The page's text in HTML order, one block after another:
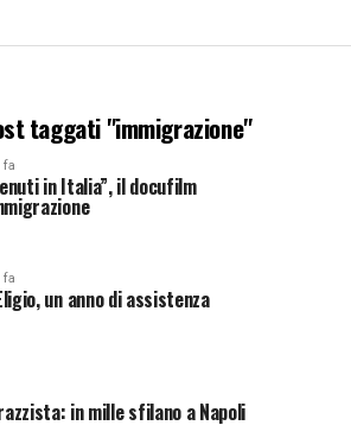
taggati "immigrazione"
fa
in Italia”, il docufilm
fa
un anno di assistenza
in mille sfilano a Napoli